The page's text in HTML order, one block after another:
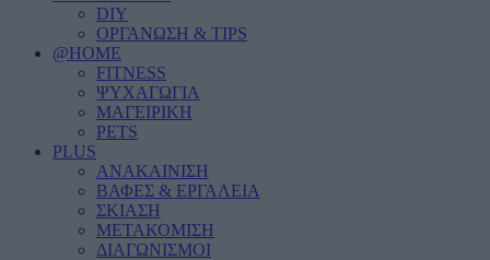
DIY
ΟΡΓΑΝΩΣΗ & TIPS
@HOME
FITNESS
ΨΥΧΑΓΩΓΙΑ
ΜΑΓΕΙΡΙΚΗ
PETS
PLUS
ΑΝΑΚΑΙΝΙΣΗ
ΒΑΦΕΣ & ΕΡΓΑΛΕΙΑ
ΣΚΙΑΣΗ
ΜΕΤΑΚΟΜΙΣΗ
ΔΙΑΓΩΝΙΣΜΟΙ